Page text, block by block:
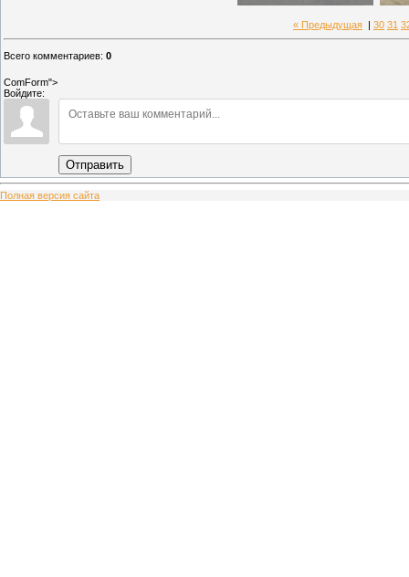
« Предыдущая 30 31
Всего комментариев: 0
ComForm">
Войдите:
Отправить
Полная версия сайта